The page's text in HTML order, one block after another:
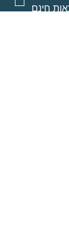
חינם